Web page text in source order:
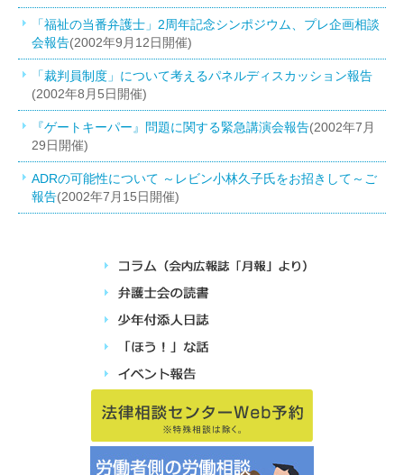
「福祉の当番弁護士」2周年記念シンポジウム、プレ企画相談
会報告(2002年9月12日開催)
「裁判員制度」について考えるパネルディスカッション報告
(2002年8月5日開催)
『ゲートキーパー』問題に関する緊急講演会報告(2002年7月
29日開催)
ADRの可能性について ～レビン小林久子氏をお招きして～ご
報告(2002年7月15日開催)